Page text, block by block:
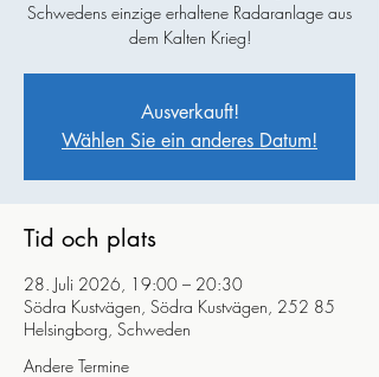
Schwedens einzige erhaltene Radaranlage aus
dem Kalten Krieg!
Ausverkauft!
Wählen Sie ein anderes Datum!
Tid och plats
28. Juli 2026, 19:00 – 20:30
Södra Kustvägen, Södra Kustvägen, 252 85
Helsingborg, Schweden
Andere Termine